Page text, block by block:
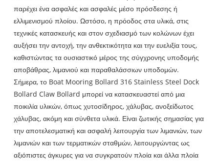
παρέχει ένα ασφαλές και ασφαλές μέσο πρόσδεσης ή
ελλιμενισμού πλοίου. Ωστόσο, η πρόοδος στα υλικά, στις
τεχνικές κατασκευής και στον σχεδιασμό των κολώνων έχει
αυξήσει την αντοχή, την ανθεκτικότητα και την ευελιξία τους,
καθιστώντας τα ουσιαστικό μέρος της σύγχρονης υποδομής
αποβάθρας, λιμανιού και παραθαλάσσιων υποδομών.
Σήμερα, το Boat Mooring Bollard 316 Stainless Steel Dock
Bollard Claw Bollard μπορεί να κατασκευαστεί από μια
ποικιλία υλικών, όπως χυτοσίδηρος, χάλυβας, ανοξείδωτος
χάλυβας, ακόμη και σύνθετα υλικά. Είναι ζωτικής σημασίας για
την αποτελεσματική και ασφαλή λειτουργία των λιμανιών, των
λιμανιών και των τερματικών σταθμών, λειτουργώντας ως
αξιόπιστες άγκυρες για να συγκρατούν πλοία και άλλα πλοία